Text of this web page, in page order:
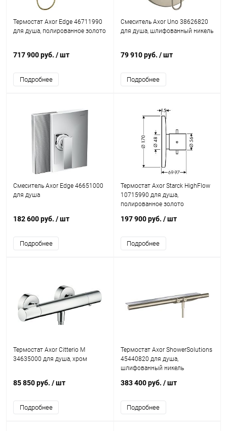
Термостат Axor Edge 46711990
для душа, полированное золото
717 900 руб. / шт
Подробнее
Смеситель Axor Uno 38626820
для душа, шлифованный никель
79 910 руб. / шт
Подробнее
Смеситель Axor Edge 46651000
для душа
182 600 руб. / шт
Подробнее
Термостат Axor Starck HighFlow
10715990 для душа,
полированное золото
197 900 руб. / шт
Подробнее
Термостат Axor Citterio M
34635000 для душа, хром
85 850 руб. / шт
Подробнее
Термостат Axor ShowerSolutions
45440820 для душа,
шлифованный никель
383 400 руб. / шт
Подробнее